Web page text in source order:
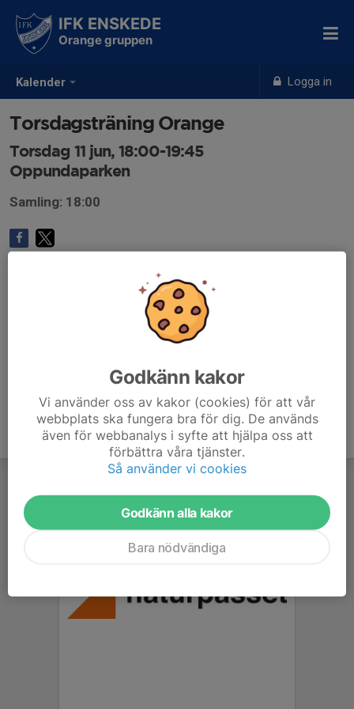
Kalender Logga in
IFK ENSKEDE
Orange gruppen
Torsdagsträning Orange
Torsdag 11 jun, 18:00-19:45
Oppundaparken
Samling: 18:00
Godkänn kakor
Vi använder oss av kakor (cookies) för att vår
webbplats ska fungera bra för dig. De används
även för webbanalys i syfte att hjälpa oss att
förbättra våra tjänster.
Så använder vi cookies
Godkänn alla kakor
Bara nödvändiga